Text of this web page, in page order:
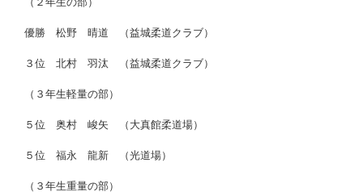
優勝 松野 晴道 （益城柔道クラブ）
３位 北村 羽汰 （益城柔道クラブ）
（３年生軽量の部）
５位 奥村 峻矢 （大真館柔道場）
５位 福永 龍新 （光道場）
（３年生重量の部）